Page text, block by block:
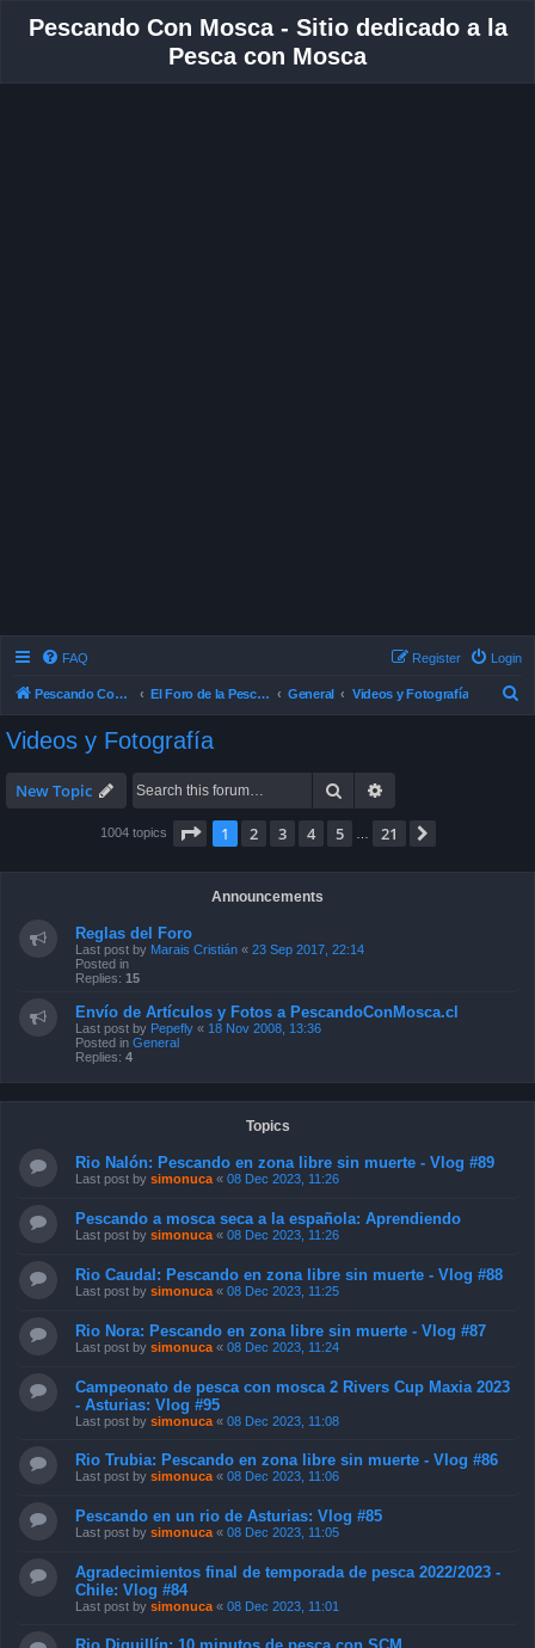
Pescando Con Mosca - Sitio dedicado a la
Pesca con Mosca
FAQ Login
Register
Pescando Con Mosca El Foro de la Pesca con Mosca en Chile General Videos y Fotografía
Videos y Fotografía
New Topic Search
1004 topics Page 1of 21
1 2 3 4 5 21
Announcements
Reglas del Foro
Last post by Marais Cristián « 23 Sep 2017, 22:14
Posted in
Replies: 15
Envío de Artículos y Fotos a PescandoConMosca.cl
Last post by Pepefly « 18 Nov 2008, 13:36
Posted in General
Replies: 4
Topics
Rio Nalón: Pescando en zona libre sin muerte - Vlog #89
Last post by simonuca « 08 Dec 2023, 11:26
Pescando a mosca seca a la española: Aprendiendo
Last post by simonuca « 08 Dec 2023, 11:26
Rio Caudal: Pescando en zona libre sin muerte - Vlog #88
Last post by simonuca « 08 Dec 2023, 11:25
Rio Nora: Pescando en zona libre sin muerte - Vlog #87
Last post by simonuca « 08 Dec 2023, 11:24
Campeonato de pesca con mosca 2 Rivers Cup Maxia 2023
- Asturias: Vlog #95
Last post by simonuca « 08 Dec 2023, 11:08
Rio Trubia: Pescando en zona libre sin muerte - Vlog #86
Last post by simonuca « 08 Dec 2023, 11:06
Pescando en un rio de Asturias: Vlog #85
Last post by simonuca « 08 Dec 2023, 11:05
Agradecimientos final de temporada de pesca 2022/2023 -
Chile: Vlog #84
Last post by simonuca « 08 Dec 2023, 11:01